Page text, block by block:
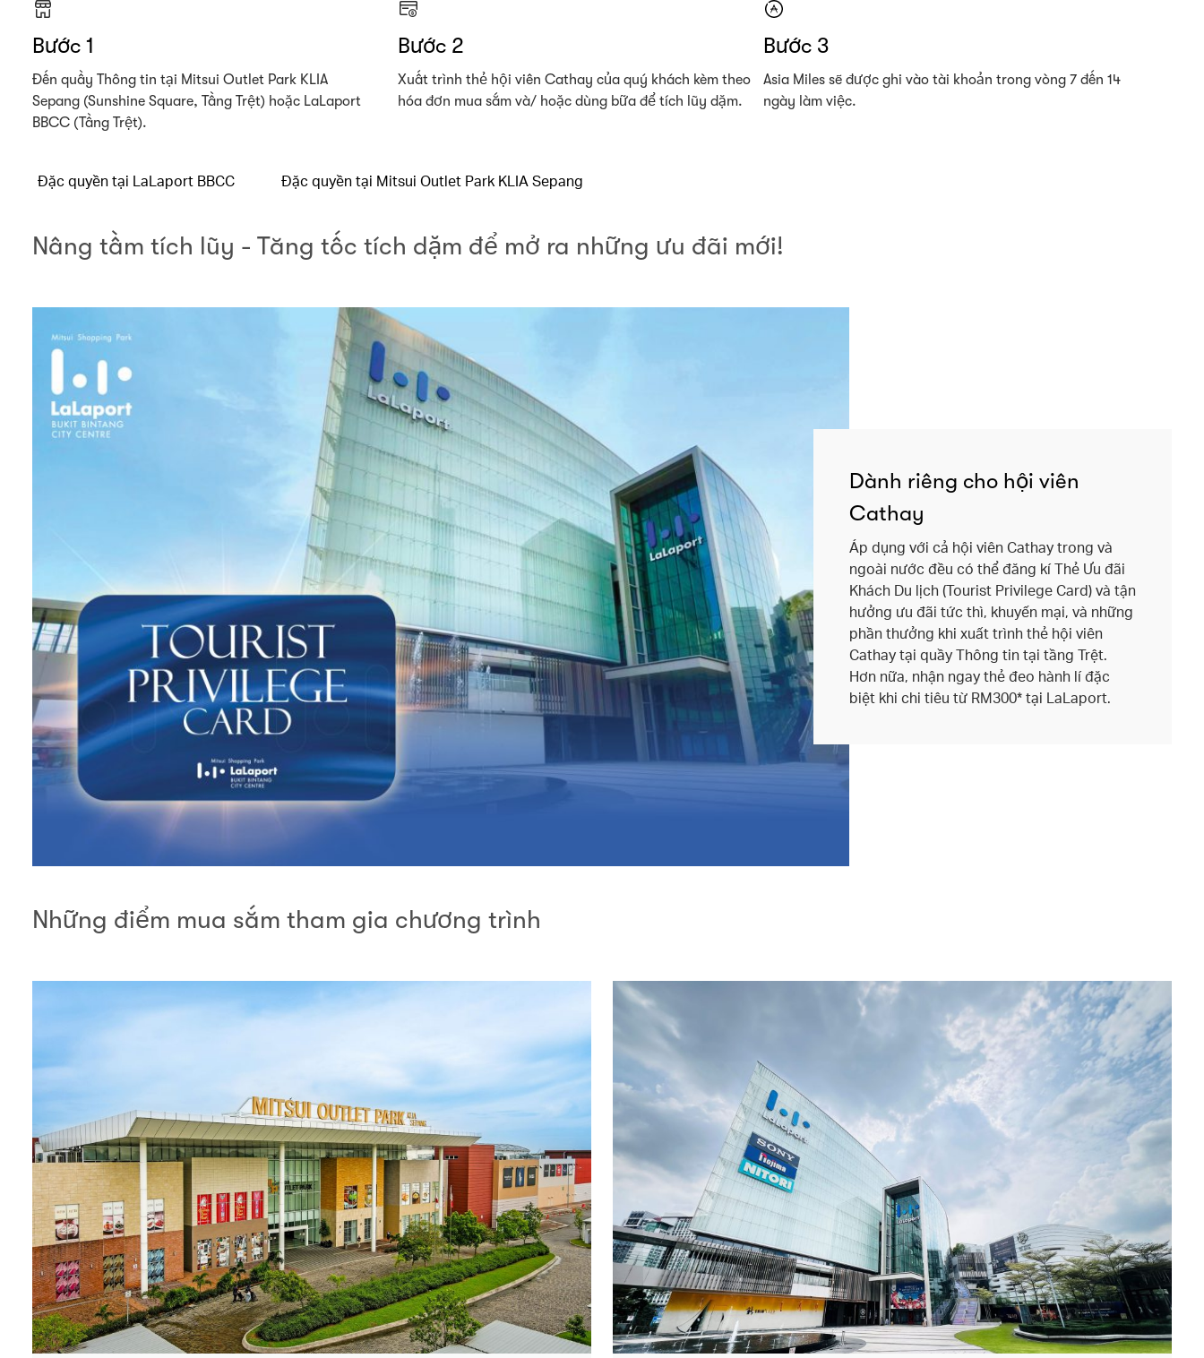
Bước 1
Đến quầy Thông tin tại Mitsui Outlet Park KLIA
Sepang (Sunshine Square, Tầng Trệt) hoặc LaLaport
BBCC (Tầng Trệt).
Bước 2
Xuất trình thẻ hội viên Cathay của quý khách kèm theo
hóa đơn mua sắm và/ hoặc dùng bữa để tích lũy dặm.
Bước 3
Asia Miles sẽ được ghi vào tài khoản trong vòng 7 đến 14
ngày làm việc.
Đặc quyền tại LaLaport BBCC Đặc quyền tại Mitsui Outlet Park KLIA Sepang
Nâng tầm tích lũy - Tăng tốc tích dặm để mở ra những ưu đãi mới!​
Dành riêng cho hội viên
Cathay
Áp dụng với cả hội viên Cathay trong và
ngoài nước đều có thể đăng kí Thẻ Ưu đãi
Khách Du lịch (Tourist Privilege Card) và tận
hưởng ưu đãi tức thì, khuyến mại, và những
phần thưởng khi xuất trình thẻ hội viên
Cathay tại quầy Thông tin tại tầng Trệt.
Hơn nữa, nhận ngay thẻ đeo hành lí đặc
biệt khi chi tiêu từ RM300* tại LaLaport.
Những điểm mua sắm tham gia chương trình